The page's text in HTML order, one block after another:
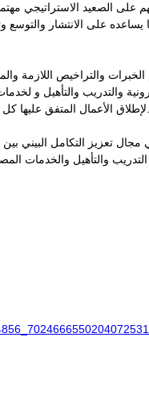
على الصعيد الاستراتيجي
يساعده على الانتشار
والتراخيص اللازمة
والتدريب والتأهيل و
لتحقيق التعاون في مجال تعزيز
والتأهيل والخدمات